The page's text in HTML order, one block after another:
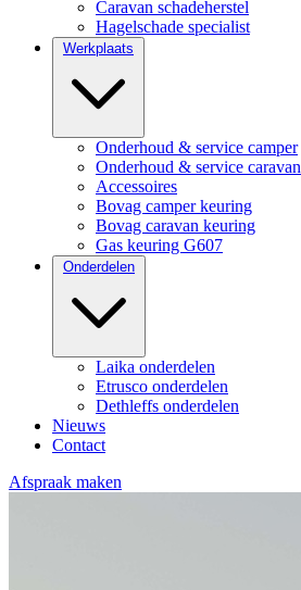
Caravan schadeherstel
Hagelschade specialist
Werkplaats
Onderhoud & service camper
Onderhoud & service caravan
Accessoires
Bovag camper keuring
Bovag caravan keuring
Gas keuring G607
Onderdelen
Laika onderdelen
Etrusco onderdelen
Dethleffs onderdelen
Nieuws
Contact
Afspraak maken